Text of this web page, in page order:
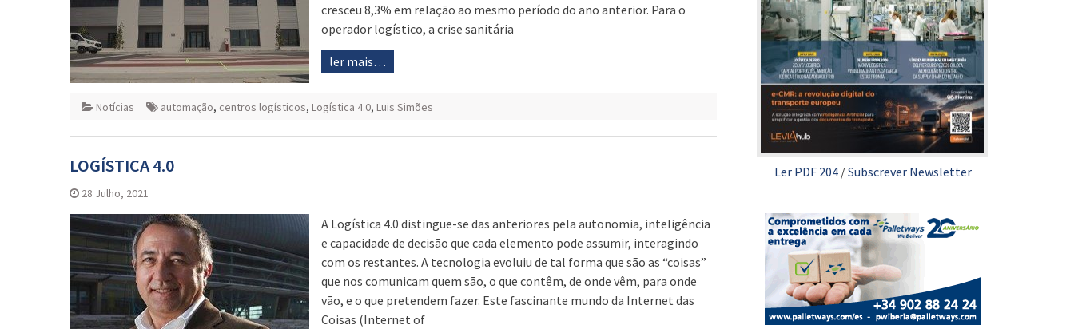
cresceu 8,3% em relação ao mesmo período do ano anterior. Para o
operador logístico, a crise sanitária
ler mais…
Notícias automação, centros logísticos, Logística 4.0, Luis Simões
LOGÍSTICA 4.0
28 Julho, 2021
A Logística 4.0 distingue-se das anteriores pela autonomia, inteligência
e capacidade de decisão que cada elemento pode assumir, interagindo
com os restantes. A tecnologia evoluiu de tal forma que são as “coisas”
que nos comunicam quem são, o que contêm, de onde vêm, para onde
vão, e o que pretendem fazer. Este fascinante mundo da Internet das
Coisas (Internet of
Ler PDF 204/Subscrever Newsletter